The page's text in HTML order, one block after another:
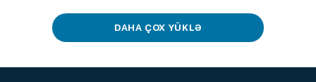
DAHA ÇOX YÜKLƏ